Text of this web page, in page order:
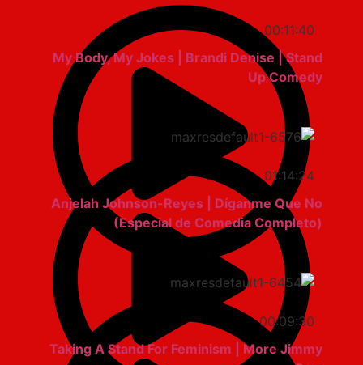
00:11:40
My Body, My Jokes | Brandi Denise | Stand
Up Comedy
01:14:24
Anjelah Johnson-Reyes | Díganme Que No
(Especial de Comedia Completo)
00:09:30
Taking A Stand For Feminism | More Jimmy